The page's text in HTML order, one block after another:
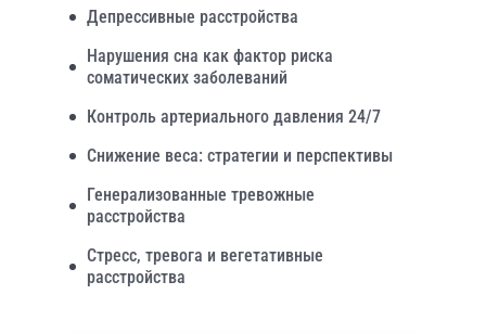
Депрессивные расстройства
Нарушения сна как фактор риска
соматических заболеваний
Контроль артериального давления 24/7
Снижение веса: стратегии и перспективы
Генерализованные тревожные
расстройства
Стресс, тревога и вегетативные
расстройства